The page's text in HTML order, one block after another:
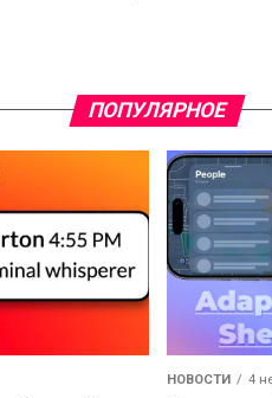
ПОПУЛЯРНОЕ
НОВОСТИ 4